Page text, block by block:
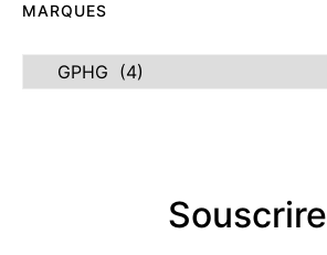
MARQUES
Marques
Souscrire